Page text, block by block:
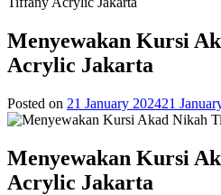
Menyewakan Kursi
Acrylic Jakarta
Posted on 21 January 202421
Menyewakan Kursi
Acrylic Jakarta